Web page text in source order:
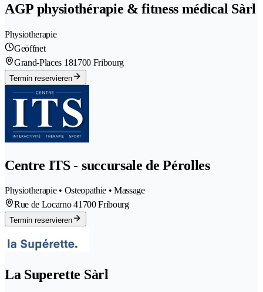
AGP physiothérapie & fitness médical Sàrl
Physiotherapie
Geöffnet
Grand-Places 181700 Fribourg
Termin reservieren
Centre ITS - succursale de Pérolles
Physiotherapie • Osteopathie • Massage
Rue de Locarno 41700 Fribourg
Termin reservieren
La Superette Sàrl